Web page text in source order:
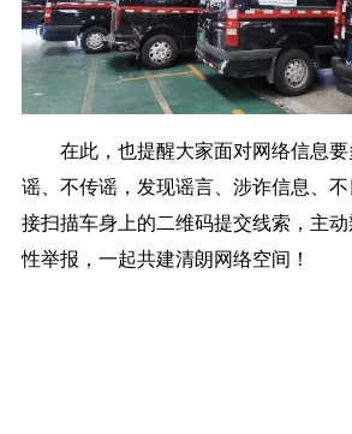
在此，也提醒大家面对网络信息要
谣、不传谣，发现谣言、涉诈信息、
接扫描车身上的二维码提交线索，主
性举报，一起共建清朗网络空间！